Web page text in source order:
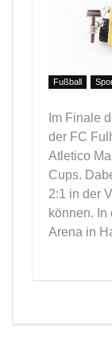
Fußball
Im Finale
der FC
Atletico
Cups.
2:1 in der
können.
Arena in